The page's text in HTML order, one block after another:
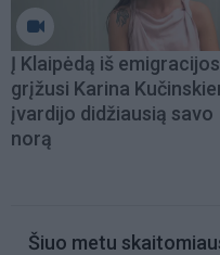
Į Klaipėdą iš emigracijos
grįžusi Karina
įvardijo didžiausią savo
norą
Šiuo metu